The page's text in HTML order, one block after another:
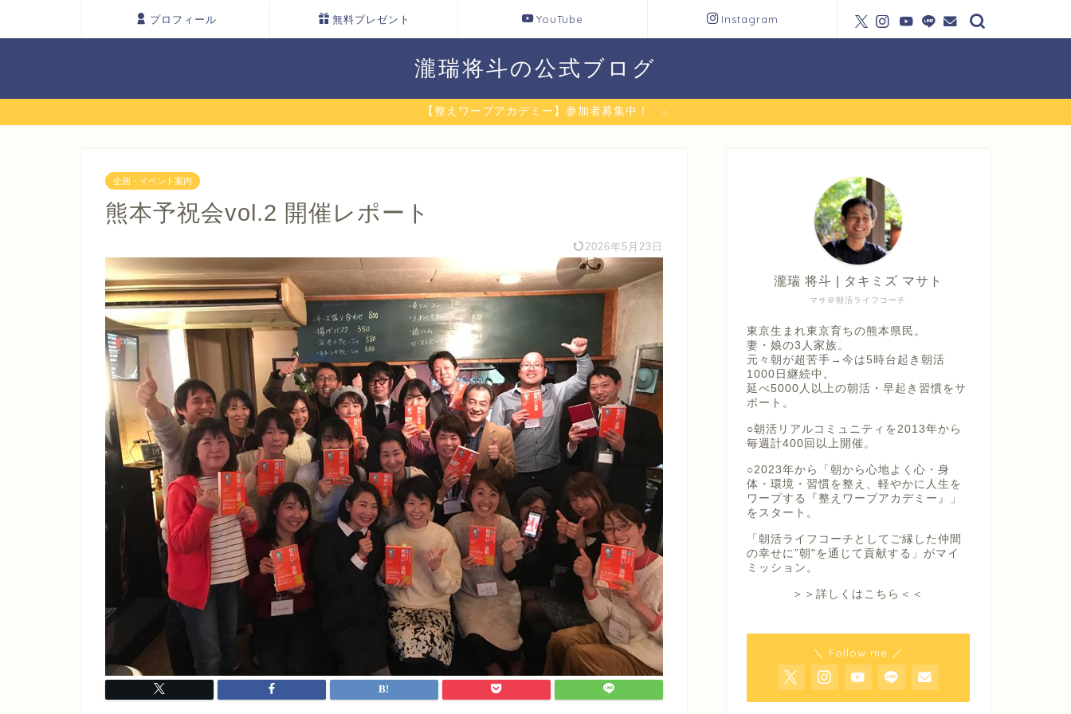
プロフィール 無料プレゼント YouTube Instagram
瀧瑞将斗の公式ブログ
【整えワープアカデミー】参加者募集中！
企画・イベント案内
熊本予祝会vol.2 開催レポート
2026年5月23日
マサ＠朝活ライフコーチ
瀧瑞 将斗 | タキミズ マサト
東京生まれ東京育ちの熊本県民。
妻・娘の3人家族。
元々朝が超苦手→今は5時台起き朝活
1000日継続中。
延べ5000人以上の朝活・早起き習慣をサ
ポート。
○朝活リアルコミュニティを2013年から
毎週計400回以上開催。
○2023年から「朝から心地よく心・身
体・環境・習慣を整え、軽やかに人生を
ワープする『整えワープアカデミー』」
をスタート。
「朝活ライフコーチとしてご縁した仲間
の幸せに”朝"を通じて貢献する」がマイ
ミッション。
＞＞詳しくはこちら＜＜
＼ Follow me ／